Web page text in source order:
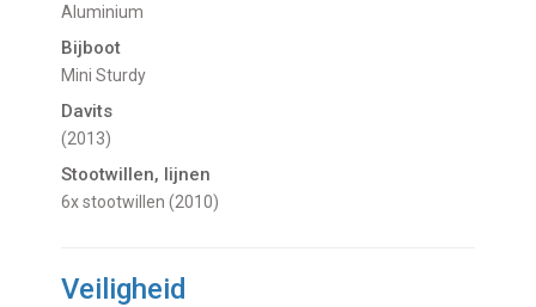
Aluminium
Bijboot
Mini Sturdy
Davits
(2013)
Stootwillen, lijnen
6x stootwillen (2010)
Veiligheid